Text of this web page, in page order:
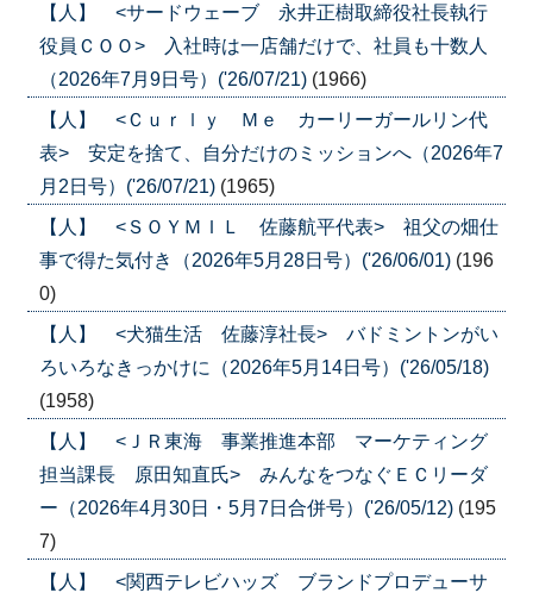
【人】 <サードウェーブ 永井正樹取締役社長執行
役員ＣＯＯ> 入社時は一店舗だけで、社員も十数人
（2026年7月9日号）('26/07/21) (1966)
【人】 <Ｃｕｒｌｙ Ｍｅ カーリーガールリン代
表> 安定を捨て、自分だけのミッションへ（2026年7
月2日号）('26/07/21) (1965)
【人】 <ＳＯＹＭＩＬ 佐藤航平代表> 祖父の畑仕
事で得た気付き（2026年5月28日号）('26/06/01) (196
0)
【人】 <犬猫生活 佐藤淳社長> バドミントンがい
ろいろなきっかけに（2026年5月14日号）('26/05/18)
(1958)
【人】 <ＪＲ東海 事業推進本部 マーケティング
担当課長 原田知直氏> みんなをつなぐＥＣリーダ
ー（2026年4月30日・5月7日合併号）('26/05/12) (195
7)
【人】 <関西テレビハッズ ブランドプロデューサ